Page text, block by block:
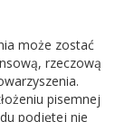
może zostać
rzeczową
pisemnej
podjętej nie